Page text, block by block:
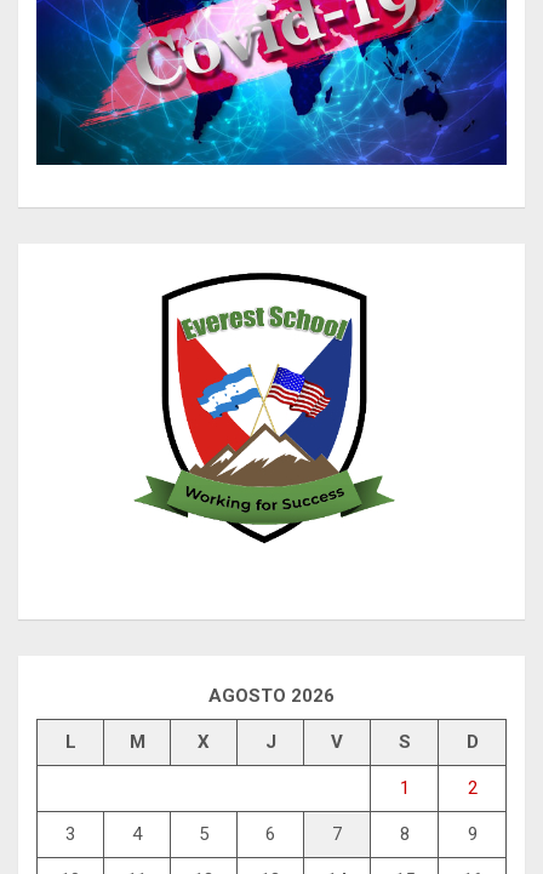
AGOSTO 2026
L M X J V S D
1 2
3 4 5 6 7 8 9